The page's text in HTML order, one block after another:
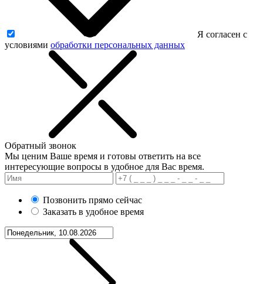
Я согласен с
условиями обработки персональных данных
Обратный звонок
Мы ценим Ваше время и готовы ответить на все
интересующие вопросы в удобное для Вас время.
Позвонить прямо сейчас
Заказать в удобное время